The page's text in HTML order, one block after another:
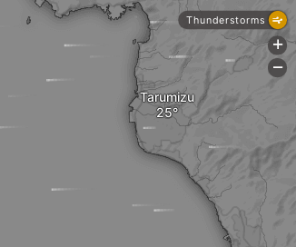
Tarumizu
Thunderstorms
+
-